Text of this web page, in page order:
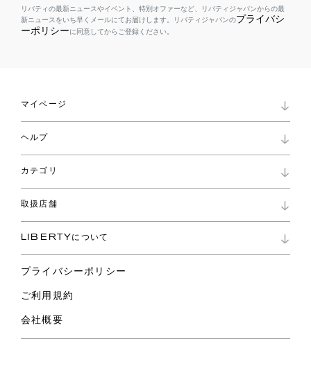
リバティの最新ニュースやイベント、特別オファーなど、リバティジャパンからの最
新ニュースをいち早くメールにてお届けします。リバティジャパンのプライバシ
ーポリシーに同意してからご登録ください。
マイページ
ロイヤリティプログラム
パスワード再設定
ショッピングバッグ
ヘルプ
お問い合わせ
よくあるご質問
ご利用ガイド
カテゴリ
コレクション
ファブリックス
バッグ
スカーフ
ウェア
ライフスタイル
スペシャル
取扱店舗
リバティ・ファブリックス
LIBERTYについて
プライバシーポリシー
ご利用規約
会社概要